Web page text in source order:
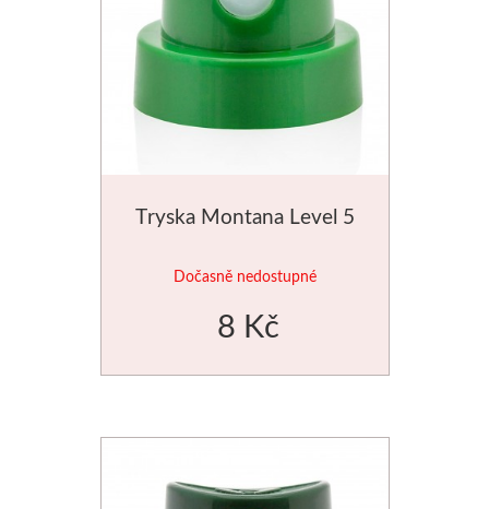
Tryska Montana Level 5
Dočasně nedostupné
8 Kč